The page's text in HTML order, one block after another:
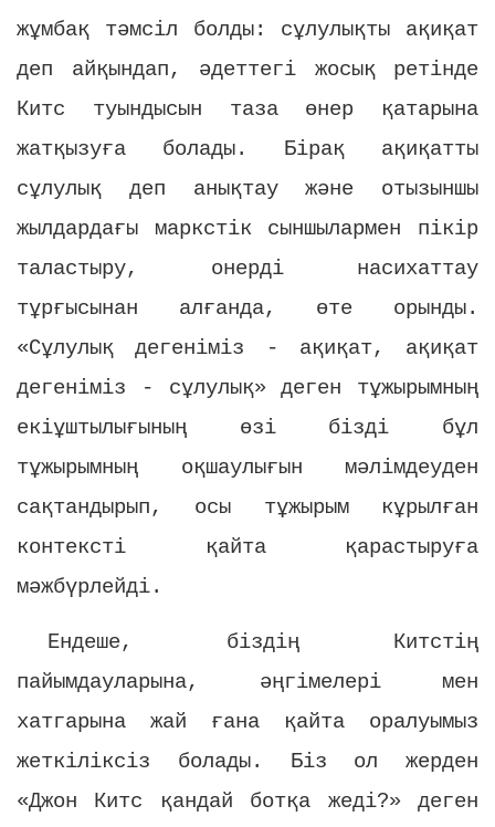
жұмбақ тәмсіл болды: сұлулықты ақиқат
деп айқындап, әдеттегі жосық ретінде
Китс туындысын таза өнер қатарына
жатқызуға болады. Бірақ ақиқатты
сұлулық деп анықтау және отызыншы
жылдардағы маркстік сыншылармен пікір
таластыру, онерді насихаттау
тұрғысынан алғанда, өте орынды.
«Сұлулық дегеніміз - ақиқат, ақиқат
дегеніміз - сұлулық» деген тұжырымның
екіұштылығының өзі бізді бұл
тұжырымның оқшаулығын мәлімдеуден
сақтандырып, осы тұжырым кұрылған
контексті қайта қарастыруға
мәжбүрлейді.
Ендеше, біздің Китстің
пайымдауларына, әңгімелері мен
хатгарына жай ғана қайта оралуымыз
жеткіліксіз болады. Біз ол жерден
«Джон Китс қандай ботқа жеді?» деген